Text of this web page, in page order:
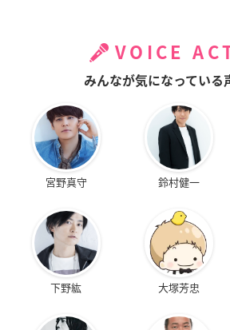
VOICE
みんなが気になっている
宮野真守 鈴村健一
下野紘 大塚芳忠